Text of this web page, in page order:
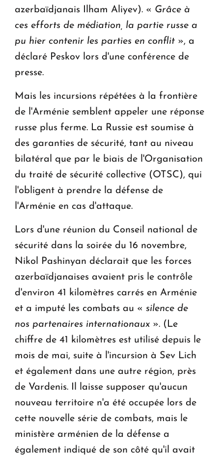
azerbaïdjanais Ilham Aliyev). « Grâce à
ces efforts de médiation, la partie russe a
pu hier contenir les parties en conflit », a
déclaré Peskov lors d'une conférence de
presse.
Mais les incursions répétées à la frontière
de l'Arménie semblent appeler une réponse
russe plus ferme. La Russie est soumise à
des garanties de sécurité, tant au niveau
bilatéral que par le biais de l'Organisation
du traité de sécurité collective (OTSC), qui
l'obligent à prendre la défense de
l'Arménie en cas d'attaque.
Lors d'une réunion du Conseil national de
sécurité dans la soirée du 16 novembre,
Nikol Pashinyan déclarait que les forces
azerbaïdjanaises avaient pris le contrôle
d'environ 41 kilomètres carrés en Arménie
et a imputé les combats au « silence de
nos partenaires internationaux ». (Le
chiffre de 41 kilomètres est utilisé depuis le
mois de mai, suite à l'incursion à Sev Lich
et également dans une autre région, près
de Vardenis. Il laisse supposer qu'aucun
nouveau territoire n'a été occupée lors de
cette nouvelle série de combats, mais le
ministère arménien de la défense a
également indiqué de son côté qu'il avait